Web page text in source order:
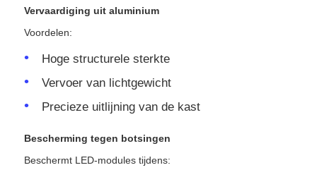
Vervaardiging uit aluminium
Voordelen:
Hoge structurele sterkte
Vervoer van lichtgewicht
Precieze uitlijning van de kast
Bescherming tegen botsingen
Beschermt LED-modules tijdens: